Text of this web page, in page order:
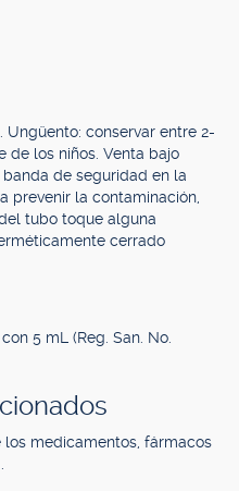
Ungüento: conservar entre 2-
de los niños. Venta bajo
de seguridad en la
prevenir la contaminación,
tubo toque alguna
cerrado
5 mL (Reg. San. No.
medicamentos, fármacos